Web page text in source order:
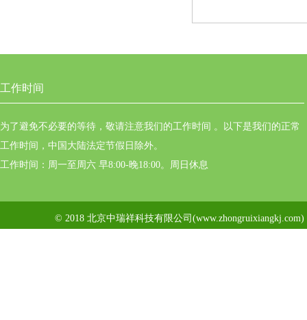
工作时间
为了避免不必要的等待，敬请注意我们的工作时间 。以下是我们的正常
工作时间，中国大陆法定节假日除外。
工作时间：周一至周六 早8:00-晚18:00。周日休息
© 2018 北京中瑞祥科技有限公司